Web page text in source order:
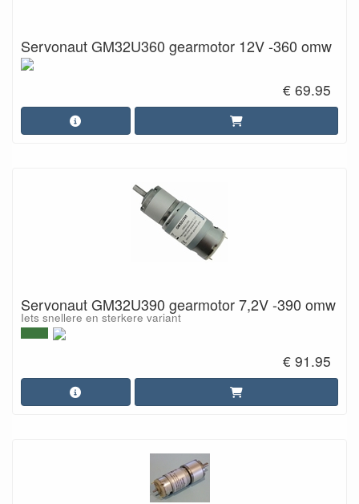
Servonaut GM32U360 gearmotor 12V -360 omw
€ 69.95
Servonaut GM32U390 gearmotor 7,2V -390 omw
Iets snellere en sterkere variant
€ 91.95